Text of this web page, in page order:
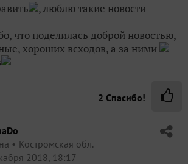
, люблю такие новости
что поделилась доброй новостью,
хороших всходов, а за ними
2 Спасибо!
Костромская обл.
2018, 18:17